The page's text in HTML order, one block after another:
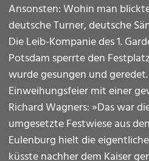
Ansonsten: Wohin man
deutsche Turner, deutsche
Die Leib-Kompanie des 1.
Potsdam sperrte den
wurde gesungen und
Einweihungsfeier mit einer
Richard Wagners: »Das war
umgesetzte Festwiese aus
Eulenburg hielt die
küsste nachher dem Kaiser